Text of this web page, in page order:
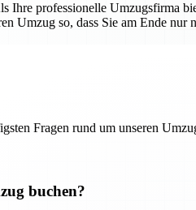
Ihre professionelle Umzugsfirma
Umzug so, dass Sie am Ende
Fragen rund um unseren
buchen?